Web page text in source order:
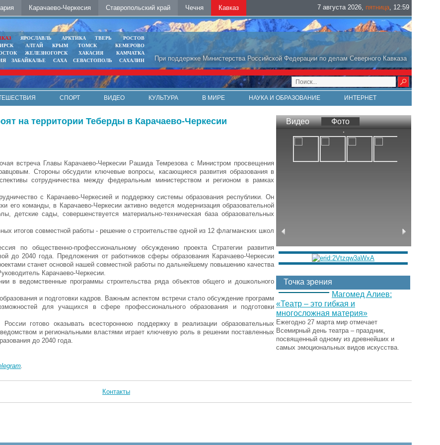
Карачаево-Черкесия Ставропольский край Чечня Кавказ 7 августа 2026, пятница, 12:59
При поддержке Министерства Российской Федерации по делам Северного Кавказа
ЯРОСЛАВЛЬ АРКТИКА ТВЕРЬ
РОСТОВ
АЛТАЙ КРЫМ ТОМСК
КЕМЕРОВО
ЖЕЛЕЗНОГОРСК ХАКАСИЯ
КАМЧАТКА
ЗАБАЙКАЛЬЕ САХА СЕВАСТОПОЛЬ САХАЛИН
СПОРТ ВИДЕО КУЛЬТУРА В МИРЕ НАУКА И ОБРАЗОВАНИЕ
ИНТЕРНЕТ
на территории Теберды в Карачаево-Черкесии
встреча Главы Карачаево-Черкесии Рашида Темрезова с Министром просвещения
Стороны обсудили ключевые вопросы, касающиеся развития образования в
сотрудничества между федеральным министерством и регионом в рамках
с Карачаево-Черкесией и поддержку системы образования республики. Он
команды, в Карачаево-Черкесии активно ведется модернизация образовательной
детские сады, совершенствуется материально-техническая база образовательных
итогов совместной работы - решение о строительстве одной из 12 флагманских школ
по общественно-профессиональному обсуждению проекта Стратегии развития
до 2040 года. Предложения от работников сферы образования Карачаево-Черкесии
станет основой нашей совместной работы по дальнейшему повышению качества
Карачаево-Черкесии.
в ведомственные программы строительства ряда объектов общего и дошкольного
и подготовки кадров. Важным аспектом встречи стало обсуждение программ
для учащихся в сфере профессионального образования и подготовки
готово оказывать всестороннюю поддержку в реализации образовательных
и региональными властями играет ключевую роль в решении поставленных
до 2040 года.
Видео Фото
Точка зрения
Магомед Алиев:
«Театр – это гибкая и
многосложная материя»
Ежегодно 27 марта мир отмечает
Всемирный день театра – праздник,
посвященный одному из древнейших и
самых эмоциональных видов искусства.
Контакты